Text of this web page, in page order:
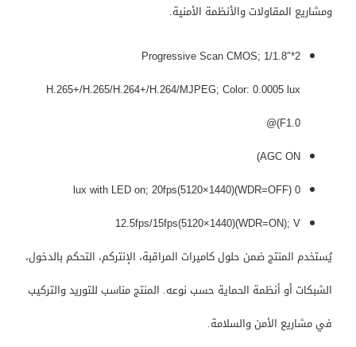
ومشاريع المقاولات والأنظمة الأمنية.
2*1/1.8″ Progressive Scan CMOS;
H.265+/H.265/H.264+/H.264/MJPEG; Color: 0.0005 lux
@(F1.0
AGC ON)
0 lux with LED on; 20fps(5120×1440)(WDR=OFF)
12.5fps/15fps(5120×1440)(WDR=ON); V
يُستخدم المنتج ضمن حلول كاميرات المراقبة، الإنتركم، التحكم بالدخول،
الشبكات أو أنظمة الحماية حسب نوعه. المنتج مناسب للتوريد والتركيب
في مشاريع الأمن والسلامة.